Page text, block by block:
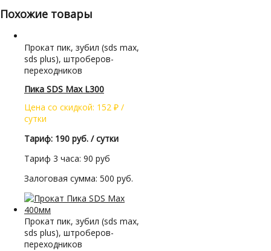
Похожие товары
Прокат пик, зубил (sds max,
sds plus), штроберов-
переходников
Пика SDS Max L300
Цена со скидкой: 152 ₽ /
сутки
Тариф: 190 руб. / сутки
Тариф 3 часа: 90 руб
Залоговая сумма: 500 руб.
Прокат пик, зубил (sds max,
sds plus), штроберов-
переходников